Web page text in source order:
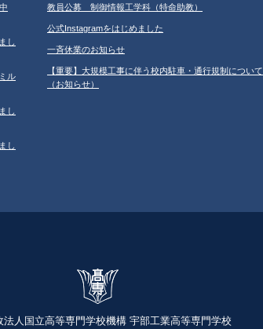
し
ル
し
し
教員公募 制御情報工学科（特命助教）
公式Instagramをはじめました
一斉休業のお知らせ
【重要】大規模工事に伴う校内駐車・通行規制について
（お知らせ）
法人国立高等専門学校機構 宇部工業高等専門学校